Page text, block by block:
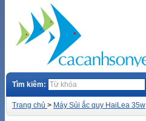
Tìm kiêm:
Trang chủ > Máy Sủi ắc quy HaiLea 35w